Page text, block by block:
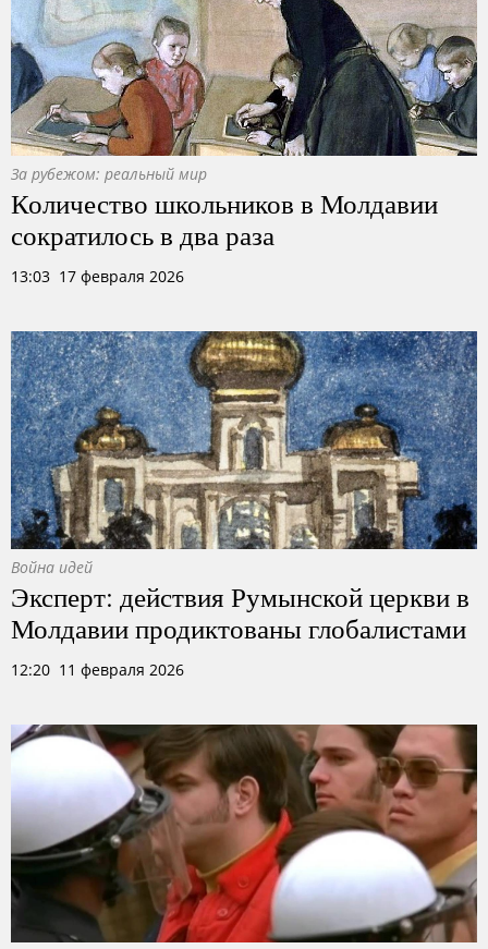
За рубежом: реальный мир
Количество школьников в Молдавии
сократилось в два раза
13:03 17 февраля 2026
Война идей
Эксперт: действия Румынской церкви в
Молдавии продиктованы глобалистами
12:20 11 февраля 2026